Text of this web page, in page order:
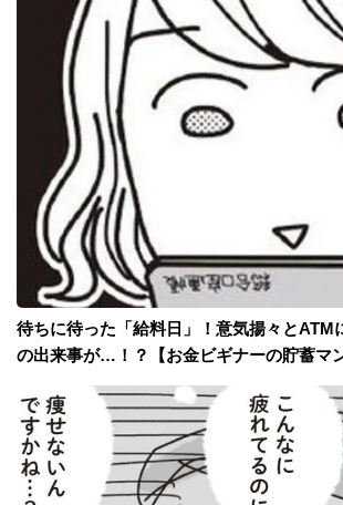
待ちに待った「給料日」！意気揚々とATM
の出来事が…！？【お金ビギナーの貯蓄マン